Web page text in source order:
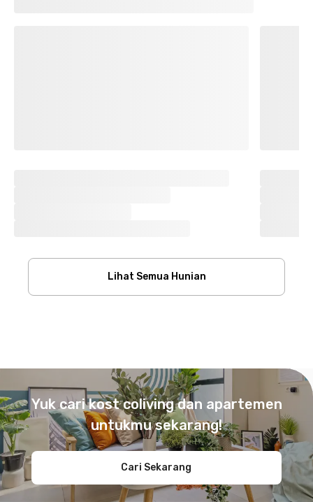
Lihat Semua Hunian
Yuk cari kost coliving dan apartemen
untukmu sekarang!
Cari Sekarang